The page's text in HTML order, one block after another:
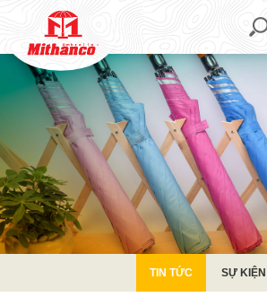
SỰ KIỆN
TIN TỨC SỰ KIỆN